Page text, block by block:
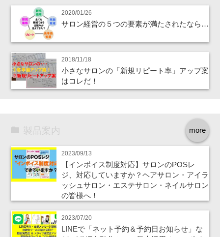
2020/01/26
サロン経営の５つの要素が満たされたなら…
2018/11/18
小さなサロンの「新規リピート率」アップ案
はコレだ！
more
製品案内
2023/09/13
【インボイス制度対応】サロンのPOSレ
ジ、対応していますか？ヘアサロン・アイラ
ッシュサロン・エステサロン・ネイルサロン
の皆様へ！
2023/07/20
LINEで「ネット予約＆予約日お知らせ」な